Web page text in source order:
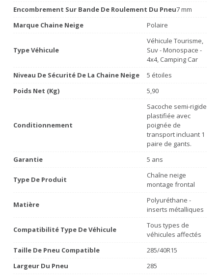
Encombrement Sur Bande De Roulement Du Pneu7 mm
Marque Chaine Neige
Polaire
Type Véhicule
Véhicule Tourisme,
Suv - Monospace -
4x4, Camping Car
Niveau De Sécurité De La Chaine Neige
5 étoiles
Poids Net (Kg)
5,90
Conditionnement
Sacoche semi-rigide
plastifiée avec
poignée de
transport incluant 1
paire de gants.
Garantie
5 ans
Type De Produit
Chaîne neige
montage frontal
Matière
Polyuréthane -
inserts métalliques
Compatibilité Type De Véhicule
Tous types de
véhicules affectés
Taille De Pneu Compatible
285/40R15
Largeur Du Pneu
285